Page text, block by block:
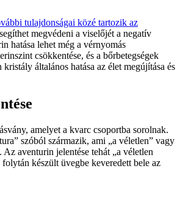
tulajdonságai közé tartozik az
megvédeni a viselőjét a negatív
hatása lehet még a vérnyomás
csökkentése, és a bőrbetegségek
általános hatása az élet megújítása és
amelyet a kvarc csoportba sorolnak.
szóból származik, ami „a véletlen” vagy
Az aventurin jelentése tehát „a véletlen
készült üvegbe keveredett bele az